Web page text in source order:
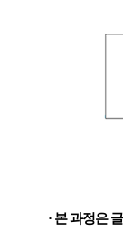
· 본 과정은